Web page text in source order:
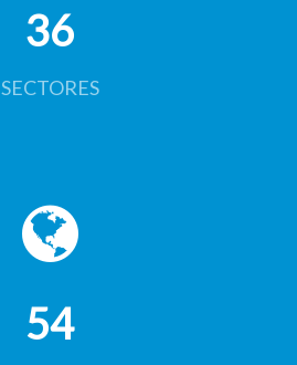
36
SECTORES
54